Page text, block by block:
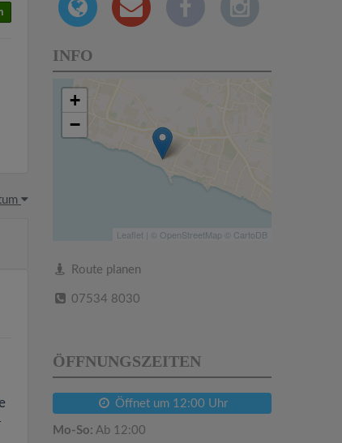
INFO
+
−
Leaflet OpenStreetMap CartoDB
Route planen
07534 8030
ÖFFNUNGSZEITEN
Öffnet um 12:00 Uhr
Mo-So: Ab 12:00